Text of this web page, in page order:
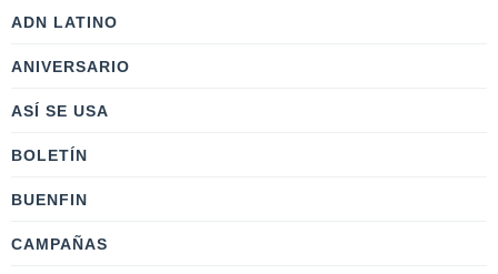
ADN LATINO
ANIVERSARIO
ASÍ SE USA
BOLETÍN
BUENFIN
CAMPAÑAS